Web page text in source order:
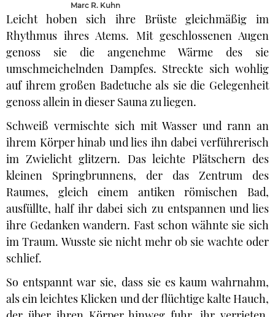
Marc R. Kuhn
Leicht hoben sich ihre Brüste gleichmäßig im
Rhythmus ihres Atems. Mit geschlossenen Augen
genoss sie die angenehme Wärme des sie
umschmeichelnden Dampfes. Streckte sich wohlig
auf ihrem großen Badetuche als sie die Gelegenheit
genoss allein in dieser Sauna zu liegen.
Schweiß vermischte sich mit Wasser und rann an
ihrem Körper hinab und lies ihn dabei verführerisch
im Zwielicht glitzern. Das leichte Plätschern des
kleinen Springbrunnens, der das Zentrum des
Raumes, gleich einem antiken römischen Bad,
ausfüllte, half ihr dabei sich zu entspannen und lies
ihre Gedanken wandern. Fast schon wähnte sie sich
im Traum. Wusste sie nicht mehr ob sie wachte oder
schlief.
So entspannt war sie, dass sie es kaum wahrnahm,
als ein leichtes Klicken und der flüchtige kalte Hauch,